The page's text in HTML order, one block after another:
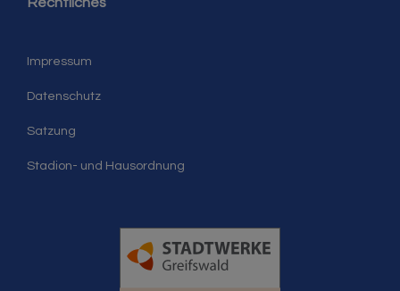
Impressum
Datenschutz
Satzung
Stadion- und Hausordnung